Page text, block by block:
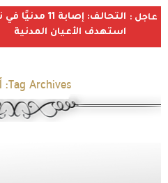
عاجل :
التحالف: إصابة
استهدف الأعيان المدنية
Tag Archives: